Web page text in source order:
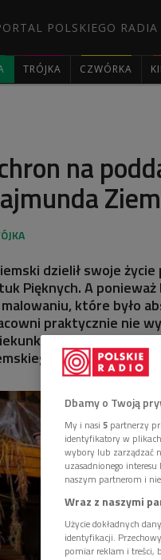
POLSKIEGO RADIA
TRÓJKA CZWÓRKA
na
dzielił swoje
Pięknych. A
które było
praktycznie nie
Historycznej
przez samego
Dbamy o Twoją
My i nasi 5 partnerzy
identyfikatory w
wybory lub zarządzać
uzasadnionego
naszym partnerom i
Wraz z naszymi
Użycie dokładnych
identyfikacji.
pomiar reklam i treści,